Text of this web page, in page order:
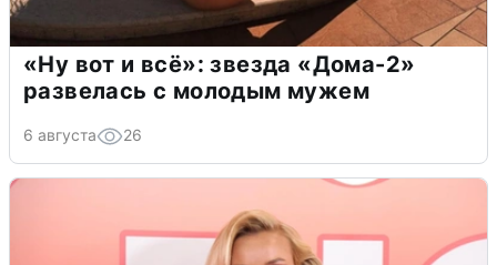
«Ну вот и всё»: звезда «Дома-2»
развелась с молодым мужем
6 августа 26